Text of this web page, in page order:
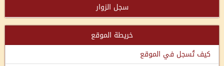
سجل الزوار
خريطة الموقع
كيف تُسجل في الموقع